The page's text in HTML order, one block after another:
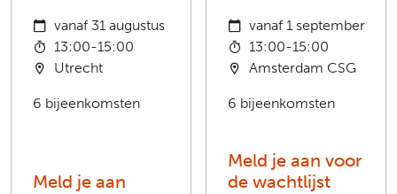
vanaf 31 augustus
13:00-15:00
Utrecht
6 bijeenkomsten
Meld je aan
vanaf 1 september
13:00-15:00
Amsterdam CSG
6 bijeenkomsten
Meld je aan voor
de wachtlijst